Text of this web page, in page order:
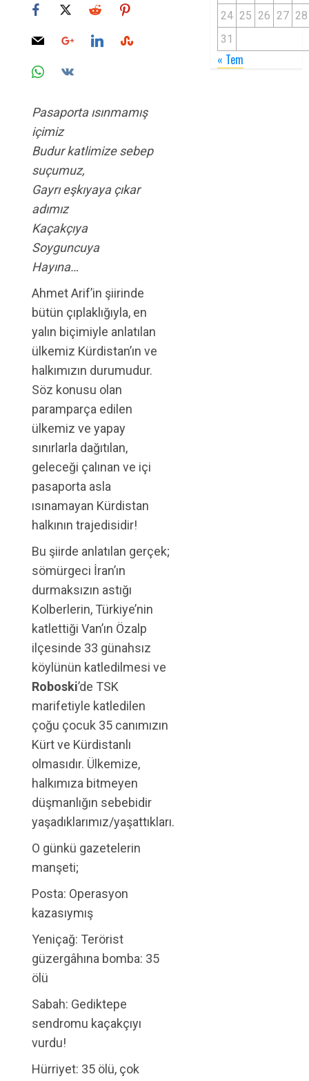
Pasaporta ısınmamış
içimiz
Budur katlimize sebep
suçumuz,
Gayrı eşkıyaya çıkar
adımız
Kaçakçıya
Soyguncuya
Hayına…
Ahmet Arif’in şiirinde
bütün çıplaklığıyla, en
yalın biçimiyle anlatılan
ülkemiz Kürdistan’ın ve
halkımızın durumudur.
Söz konusu olan
paramparça edilen
ülkemiz ve yapay
sınırlarla dağıtılan,
geleceği çalınan ve içi
pasaporta asla
ısınamayan Kürdistan
halkının trajedisidir!
Bu şiirde anlatılan gerçek;
sömürgeci İran’ın
durmaksızın astığı
Kolberlerin, Türkiye’nin
katlettiği Van’ın Özalp
ilçesinde 33 günahsız
köylünün katledilmesi ve
Roboski’de TSK
marifetiyle katledilen
çoğu çocuk 35 canımızın
Kürt ve Kürdistanlı
olmasıdır. Ülkemize,
halkımıza bitmeyen
düşmanlığın sebebidir
yaşadıklarımız/yaşattıkları.
O günkü gazetelerin
manşeti;
Posta: Operasyon
kazasıymış
Yeniçağ: Terörist
güzergâhına bomba: 35
ölü
Sabah: Gediktepe
sendromu kaçakçıyı
vurdu!
Hürriyet: 35 ölü, çok
24 25 26 27 28
31
« Tem